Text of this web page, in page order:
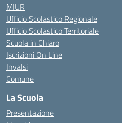
MIUR
Ufficio Scolastico Regionale
Ufficio Scolastico Territoriale
Scuola in Chiaro
Iscrizioni On Line
Invalsi
Comune
La Scuola
Presentazione